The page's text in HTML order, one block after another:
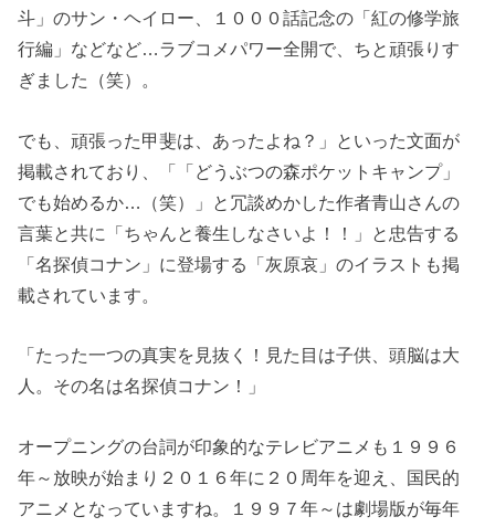
斗」のサン・ヘイロー、１０００話記念の「紅の修学旅
行編」などなど…ラブコメパワー全開で、ちと頑張りす
ぎました（笑）。
でも、頑張った甲斐は、あったよね？」といった文面が
掲載されており、「「どうぶつの森ポケットキャンプ」
でも始めるか…（笑）」と冗談めかした作者青山さんの
言葉と共に「ちゃんと養生しなさいよ！！」と忠告する
「名探偵コナン」に登場する「灰原哀」のイラストも掲
載されています。
「たった一つの真実を見抜く！見た目は子供、頭脳は大
人。その名は名探偵コナン！」
オープニングの台詞が印象的なテレビアニメも１９９６
年～放映が始まり２０１６年に２０周年を迎え、国民的
アニメとなっていますね。１９９７年～は劇場版が毎年